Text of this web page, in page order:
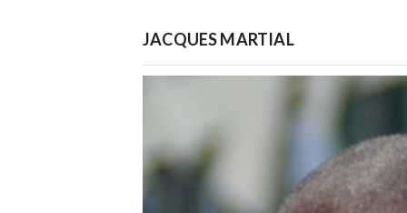
JACQUES MARTIAL